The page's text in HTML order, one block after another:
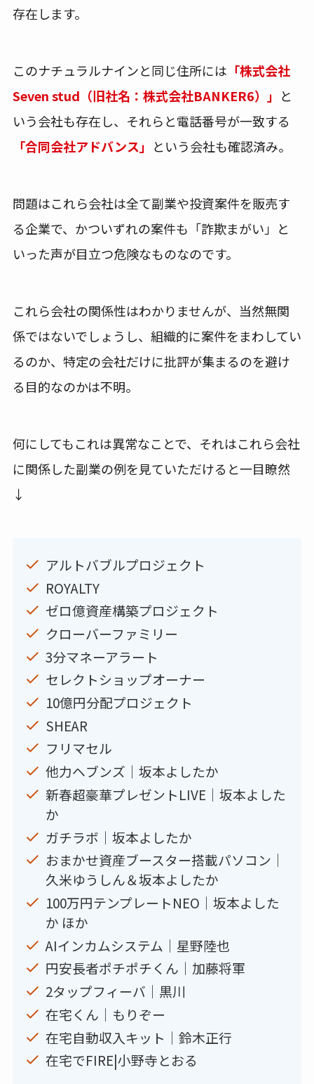
存在します。
このナチュラルナインと同じ住所には 「株式会社
Seven stud（旧社名：株式会社BANKER6）」 と
いう会社も存在し、それらと電話番号が一致する
「合同会社アドバンス」 という会社も確認済み。
問題はこれら会社は全て副業や投資案件を販売す
る企業で、かついずれの案件も「詐欺まがい」と
いった声が目立つ危険なものなのです。
これら会社の関係性はわかりませんが、当然無関
係ではないでしょうし、組織的に案件をまわしてい
るのか、特定の会社だけに批評が集まるのを避け
る目的なのかは不明。
何にしてもこれは異常なことで、それはこれら会社
に関係した副業の例を見ていただけると一目瞭然
↓
アルトバブルプロジェクト
ROYALTY
ゼロ億資産構築プロジェクト
クローバーファミリー
3分マネーアラート
セレクトショップオーナー
10億円分配プロジェクト
SHEAR
フリマセル
他力ヘブンズ｜坂本よしたか
新春超豪華プレゼントLIVE｜坂本よした
か
ガチラボ｜坂本よしたか
おまかせ資産ブースター搭載パソコン｜
久米ゆうしん＆坂本よしたか
100万円テンプレートNEO｜坂本よした
か ほか
AIインカムシステム│星野陸也
円安長者ポチポチくん｜加藤将軍
2タップフィーバ｜黒川
在宅くん｜もりぞー
在宅自動収入キット｜鈴木正行
在宅でFIRE|小野寺とおる